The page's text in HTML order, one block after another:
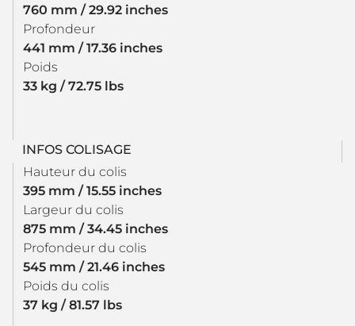
760 mm / 29.92 inches
Profondeur
441 mm / 17.36 inches
Poids
33 kg / 72.75 lbs
INFOS COLISAGE
Hauteur du colis
395 mm / 15.55 inches
Largeur du colis
875 mm / 34.45 inches
Profondeur du colis
545 mm / 21.46 inches
Poids du colis
37 kg / 81.57 lbs